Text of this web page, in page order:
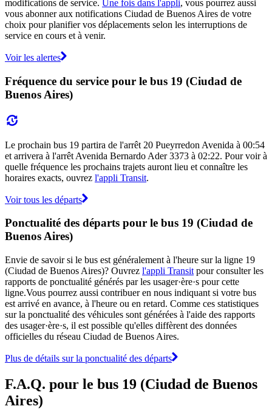
modifications de service. Une fois dans l'appli, vous pourrez aussi
vous abonner aux notifications Ciudad de Buenos Aires de votre
choix pour planifier vos déplacements selon les interruptions de
service en cours et à venir.
Voir les alertes
Fréquence du service pour le bus 19 (Ciudad de
Buenos Aires)
Le prochain bus 19 partira de l'arrêt 20 Pueyrredon Avenida à 00:54
et arrivera à l'arrêt Avenida Bernardo Ader 3373 à 02:22. Pour voir à
quelle fréquence les prochains trajets auront lieu et connaître les
horaires exacts, ouvrez l'appli Transit.
Voir tous les départs
Ponctualité des départs pour le bus 19 (Ciudad de
Buenos Aires)
Envie de savoir si le bus est généralement à l'heure sur la ligne 19
(Ciudad de Buenos Aires)? Ouvrez l'appli Transit pour consulter les
rapports de ponctualité générés par les usager·ère·s pour cette
ligne.Vous pourrez aussi contribuer en nous indiquant si votre bus
est arrivé en avance, à l'heure ou en retard. Comme ces statistiques
sur la ponctualité des véhicules sont générées à l'aide des rapports
des usager·ère·s, il est possible qu'elles diffèrent des données
officielles du réseau Ciudad de Buenos Aires.
Plus de détails sur la ponctualité des départs
F.A.Q. pour le bus 19 (Ciudad de Buenos
Aires)